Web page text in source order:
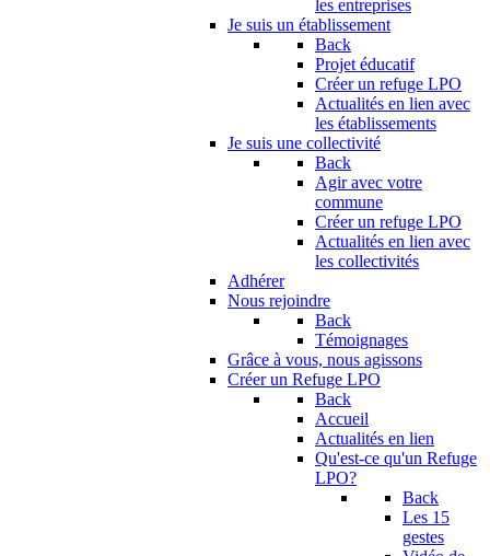
les entreprises
Je suis un établissement
Back
Projet éducatif
Créer un refuge LPO
Actualités en lien avec
les établissements
Je suis une collectivité
Back
Agir avec votre
commune
Créer un refuge LPO
Actualités en lien avec
les collectivités
Adhérer
Nous rejoindre
Back
Témoignages
Grâce à vous, nous agissons
Créer un Refuge LPO
Back
Accueil
Actualités en lien
Qu'est-ce qu'un Refuge
LPO?
Back
Les 15
gestes